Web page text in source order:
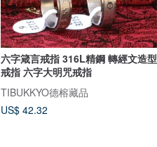
六字箴言戒指 316L精鋼 轉經文造型
戒指 六字大明咒戒指
TIBUKKYO德榕藏品
US$ 42.32